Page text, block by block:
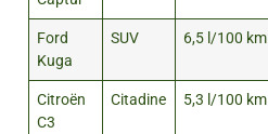
Ford
Kuga
SUV 6,5 l/100 km
Citroën
C3
Citadine 5,3 l/100 km